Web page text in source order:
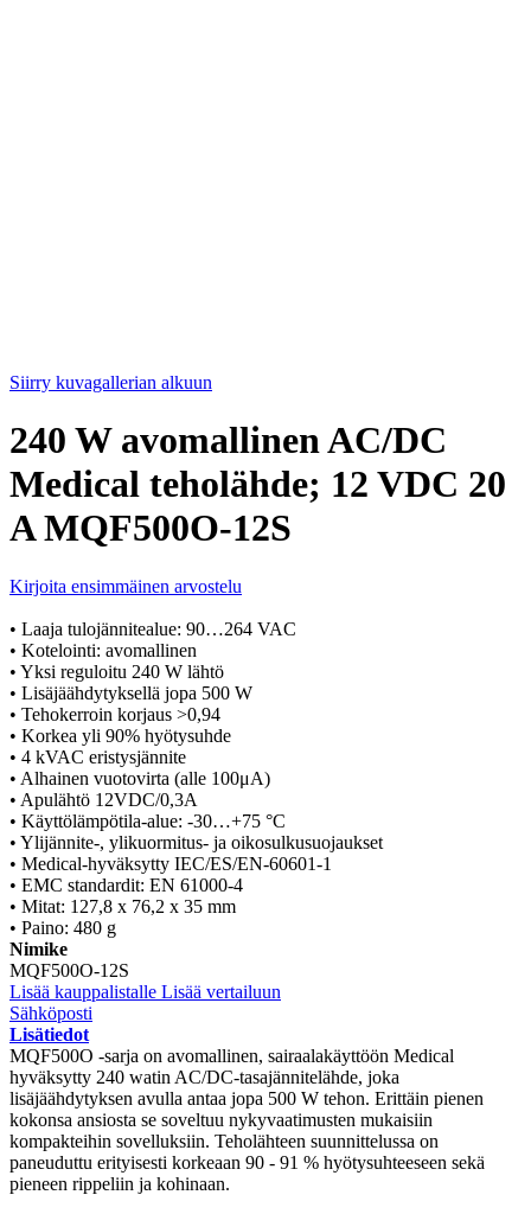
Siirry kuvagallerian alkuun
240 W avomallinen AC/DC
Medical teholähde; 12 VDC 20
A MQF500O-12S
Kirjoita ensimmäinen arvostelu
• Laaja tulojännitealue: 90…264 VAC
• Kotelointi: avomallinen
• Yksi reguloitu 240 W lähtö
• Lisäjäähdytyksellä jopa 500 W
• Tehokerroin korjaus >0,94
• Korkea yli 90% hyötysuhde
• 4 kVAC eristysjännite
• Alhainen vuotovirta (alle 100μA)
• Apulähtö 12VDC/0,3A
• Käyttölämpötila-alue: -30…+75 °C
• Ylijännite-, ylikuormitus- ja oikosulkusuojaukset
• Medical-hyväksytty IEC/ES/EN-60601-1
• EMC standardit: EN 61000-4
• Mitat: 127,8 x 76,2 x 35 mm
• Paino: 480 g
Nimike
MQF500O-12S
Lisää kauppalistalle Lisää vertailuun
Sähköposti
Lisätiedot
MQF500O -sarja on avomallinen, sairaalakäyttöön Medical
hyväksytty 240 watin AC/DC-tasajännitelähde, joka
lisäjäähdytyksen avulla antaa jopa 500 W tehon. Erittäin pienen
kokonsa ansiosta se soveltuu nykyvaatimusten mukaisiin
kompakteihin sovelluksiin. Teholähteen suunnittelussa on
paneuduttu erityisesti korkeaan 90 - 91 % hyötysuhteeseen sekä
pieneen rippeliin ja kohinaan.